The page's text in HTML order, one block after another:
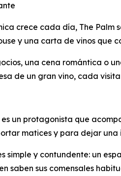
crece cada día, The Palm
y una carta de vinos que
una cena romántica o
de un gran vino, cada
es un protagonista que
matices y para dejar una
simple y contundente: un
saben sus comensales